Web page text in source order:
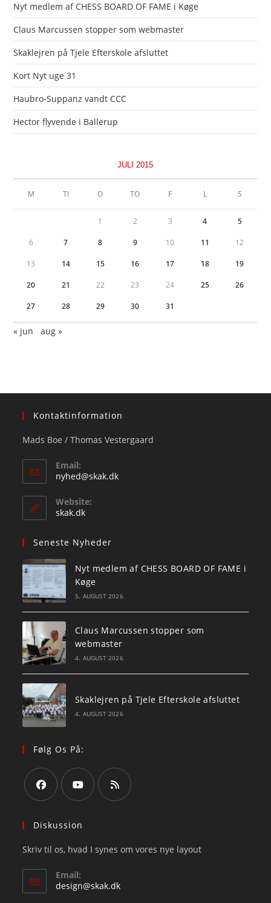
Nyt medlem af CHESS BOARD OF FAME i Køge
Claus Marcussen stopper som webmaster
Skaklejren på Tjele Efterskole afsluttet
Kort Nyt uge 31
Haubro-Suppanz vandt CCC
Hector flyvende i Ballerup
JULI 2015
M TI O TO F L S
1 2 3 4 5
6 7 8 9 10 11 12
13 14 15 16 17 18 19
20 21 22 23 24 25 26
27 28 29 30 31
« jun aug »
Kontaktinformation
Mads Boe / Thomas Vestergaard
Email:
nyhed@skak.dkOpens
Website:
skak.dk
Seneste Nyheder
Nyt medlem af CHESS BOARD OF FAME i
Køge
5. AUGUST 2026
Claus Marcussen stopper som
webmaster
4. AUGUST 2026
Skaklejren på Tjele Efterskole afsluttet
4. AUGUST 2026
Følg Os På:
in
new
tab
in
new
new
Diskussion
Skriv til os, hvad I synes om vores nye layout
Email:
design@skak.dkOpens